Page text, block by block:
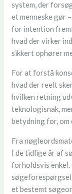
system, der
et menneske gør
for intention
hvad der virker
sikkert ophører
For at forstå
hvad der reelt
hvilken retning
teknologisnak,
betydning for, om
Fra
I de tidlige år af
forholdsvis enkel.
søgeforespørgsel
et bestemt